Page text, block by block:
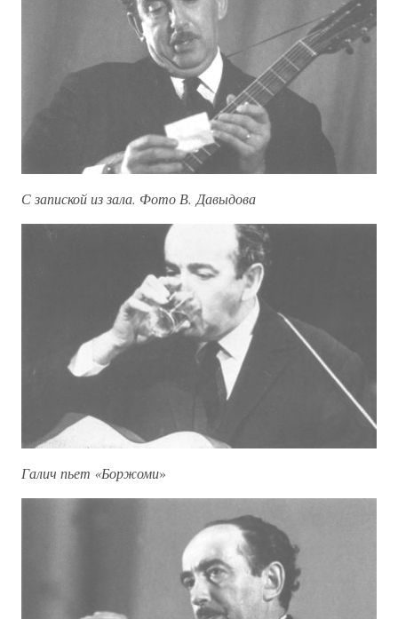
С запиской из зала. Фото В. Давыдова
Галич пьет «Боржоми»